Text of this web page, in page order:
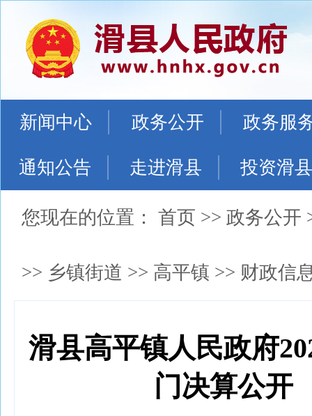
新闻中心 政务公开 政务服
通知公告 走进滑县 投资滑县
您现在的位置： 首页 >> 政务公开
>> 乡镇街道 >> 高平镇 >> 财政信
滑县高平镇人民政府
门决算公开